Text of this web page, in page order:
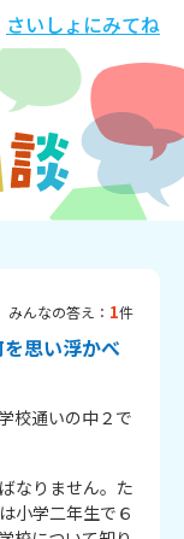
さいしょにみてね
みんなの答え： 1件
思い浮かべ
校通いの中２で
なりません。た
小学二年生で６